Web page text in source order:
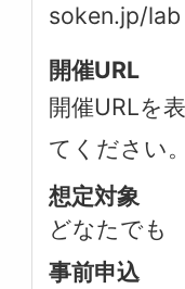
soken.jp/lab
開催URL
開催URLを
てください。
想定対象
どなたでも
事前申込